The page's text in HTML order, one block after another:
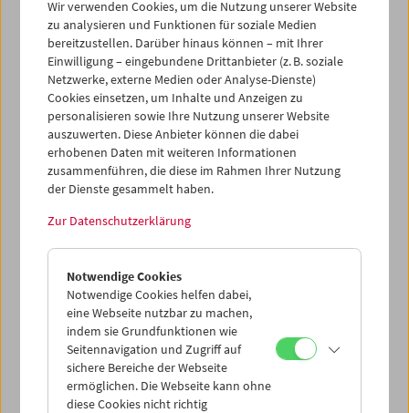
kurzfristigen Erkrankung absagen muss.
Die Vorführung des FilmsLe Temps retrouvé, d'après
l'oeuvre de Marcel Proust (Die wiedergefundene Zeit)im
Rahmen der Retrospektive Raúl Ruiz, in dem Catherine
Deneuve eine Hauptrolle spielt und den sie persönlich
präsentieren wollte, findet wie geplant morgen, am 26.
Oktober um 20:30 im Gartenbaukino statt.
Zwanzig Jahre nach ihrem letzten
gefreut.
Wir verwenden Cookies, um die Nutzung unserer Website
zu analysieren und Funktionen für soziale Medien
bereitzustellen. Darüber hinaus können – mit Ihrer
Einwilligung – eingebundene Drittanbieter (z. B. soziale
Netzwerke, externe Medien oder Analyse-Dienste)
Cookies einsetzen, um Inhalte und Anzeigen zu
personalisieren sowie Ihre Nutzung unserer Website
auszuwerten. Diese Anbieter können die dabei
erhobenen Daten mit weiteren Informationen
zusammenführen, die diese im Rahmen Ihrer Nutzung
der Dienste gesammelt haben.
Zur Datenschutzerklärung
Notwendige Cookies
Notwendige Cookies helfen dabei,
eine Webseite nutzbar zu machen,
indem sie Grundfunktionen wie
Seitennavigation und Zugriff auf
sichere Bereiche der Webseite
ermöglichen. Die Webseite kann ohne
diese Cookies nicht richtig